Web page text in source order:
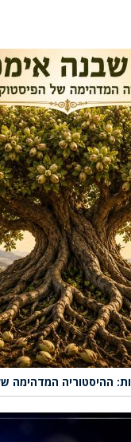
ההיסטוריה המדהימה